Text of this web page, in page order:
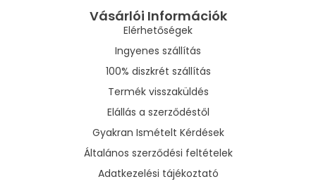
Vásárlói Információk
Elérhetőségek
Ingyenes szállítás
100% diszkrét szállítás
Termék visszaküldés
Elállás a szerződéstől
Gyakran Ismételt Kérdések
Általános szerződési feltételek
Adatkezelési tájékoztató